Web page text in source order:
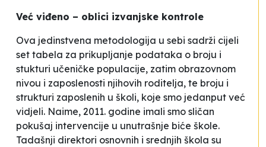
Već viđeno – oblici izvanjske kontrole
Ova jedinstvena metodologija u sebi sadrži cijeli
set tabela za prikupljanje podataka o broju i
stukturi učeničke populacije, zatim obrazovnom
nivou i zaposlenosti njihovih roditelja, te broju i
strukturi zaposlenih u školi, koje smo jedanput već
vidjeli. Naime, 2011. godine imali smo sličan
pokušaj intervencije u unutrašnje biće škole.
Tadašnji direktori osnovnih i srednjih škola su